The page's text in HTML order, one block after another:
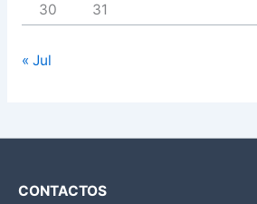
30
31
« Jul
CONTACTOS